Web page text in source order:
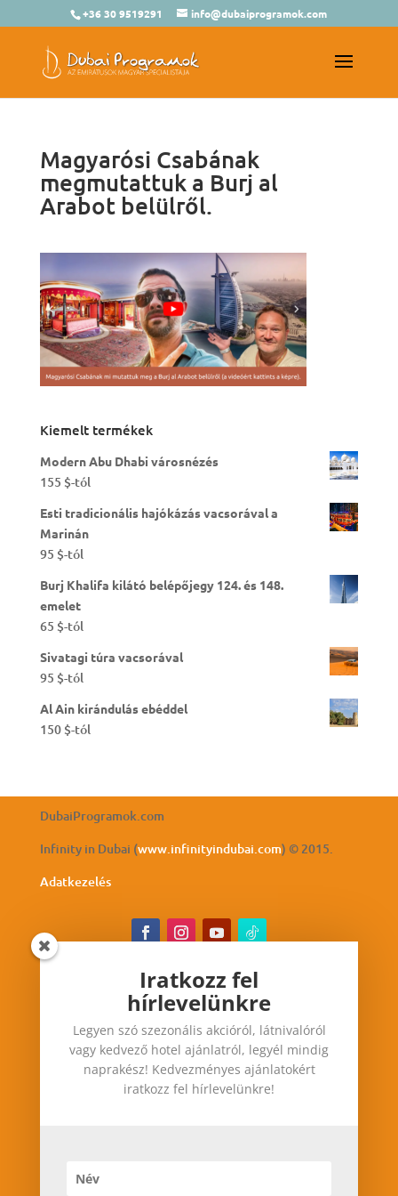
+36 30 9519291 info@dubaiprogramok.com
Magyarósi Csabának
megmutattuk a Burj al
Arabot belülről.
Kiemelt termékek
Modern Abu Dhabi városnézés
155 $-tól
Esti tradicionális hajókázás vacsorával a
Marinán
95 $-tól
Burj Khalifa kilátó belépőjegy 124. és 148.
emelet
65 $-tól
Sivatagi túra vacsorával
95 $-tól
Al Ain kirándulás ebéddel
150 $-tól
DubaiProgramok.com
Infinity in Dubai (www.infinityindubai.com) © 2015.
Adatkezelés
Iratkozz fel hírlevelünkre
Legyen szó szezonális akcióról, látnivalóról vagy
kedvező hotel ajánlatról, legyél mindig
naprakész! Kedvezményes ajánlatokért iratkozz
Iratkozz fel
hírlevelünkre
Legyen szó szezonális akcióról, látnivalóról
vagy kedvező hotel ajánlatról, legyél mindig
naprakész! Kedvezményes ajánlatokért
iratkozz fel hírlevelünkre!